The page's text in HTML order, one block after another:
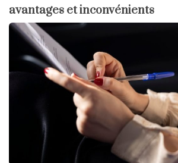
avantages et inconvénients